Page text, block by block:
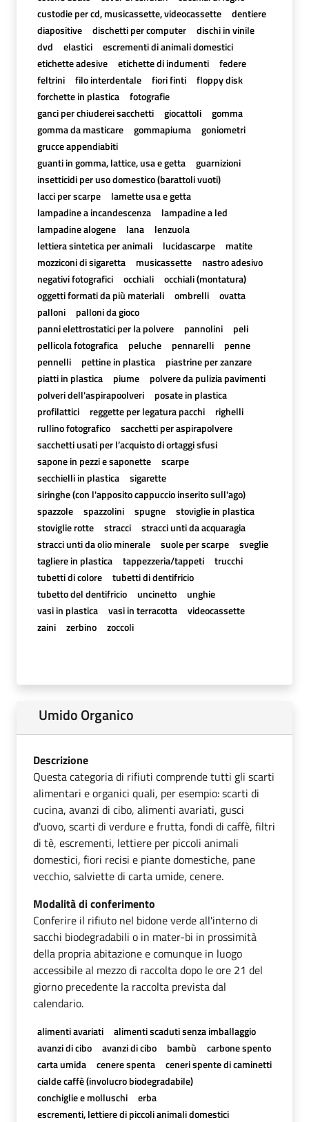
custodie per cd, musicassette, videocassette
dentiere
diapositive
dischetti per computer
dischi in vinile
dvd
elastici
escrementi di animali domestici
etichette adesive
etichette di indumenti
federe
feltrini
filo interdentale fiori finti
floppy disk
forchette in plastica
fotografie
ganci per chiuderei sacchetti
giocattoli
gomma
gomma da masticare
gommapiuma
goniometri
grucce appendiabiti
guanti in gomma, lattice, usa e getta
guarnizioni
insetticidi per uso domestico (barattoli vuoti)
lacci per scarpe
lamette usa e getta
lampadine a incandescenza
lampadine a led
lampadine alogene
lana
lenzuola
lettiera sintetica per animali
lucidascarpe
matite
mozziconi di sigaretta
musicassette
nastro adesivo
negativi fotografici
occhiali
occhiali (montatura)
oggetti formati da più materiali
ombrelli
ovatta
palloni
palloni da gioco
panni elettrostatici per la polvere
pannolini
peli
pellicola fotografica
peluche pennarelli
penne
pennelli
pettine in plastica
piastrine per zanzare
piatti in plastica
piume
polvere da pulizia pavimenti
polveri dell'aspirapoolveri
posate in plastica
profilattici
reggette per legatura pacchi
righelli
rullino fotografico
sacchetti per aspirapolvere
sacchetti usati per l’acquisto di ortaggi sfusi
sapone in pezzi e saponette
scarpe
secchielli in plastica
sigarette
siringhe (con l'apposito cappuccio inserito sull'ago)
spazzole
spazzolini spugne
stoviglie in plastica
stoviglie rotte
stracci
stracci unti da acquaragia
stracci unti da olio minerale
suole per scarpe
sveglie
tagliere in plastica
tappezzeria/tappeti
trucchi
tubetti di colore
tubetti di dentifricio
tubetto del dentifricio
uncinetto
unghie
vasi in plastica
vasi in terracotta
videocassette
zaini
zerbino zoccoli
Umido Organico
Descrizione
Questa categoria di rifiuti comprende tutti gli scarti
alimentari e organici quali, per esempio: scarti di
cucina, avanzi di cibo, alimenti avariati, gusci
d'uovo, scarti di verdure e frutta, fondi di caffè, filtri
di tè, escrementi, lettiere per piccoli animali
domestici, fiori recisi e piante domestiche, pane
vecchio, salviette di carta umide, cenere.
Modalità di conferimento
Conferire il rifiuto nel bidone verde all'interno di
sacchi biodegradabili o in mater-bi in prossimità
della propria abitazione e comunque in luogo
accessibile al mezzo di raccolta dopo le ore 21 del
giorno precedente la raccolta prevista dal
calendario.
alimenti avariati
alimenti scaduti senza imballaggio
avanzi di cibo
avanzi di cibo bambù
carbone spento
carta umida
cenere spenta
ceneri spente di caminetti
cialde caffè (involucro biodegradabile)
conchiglie e molluschi
erba
escrementi, lettiere di piccoli animali domestici